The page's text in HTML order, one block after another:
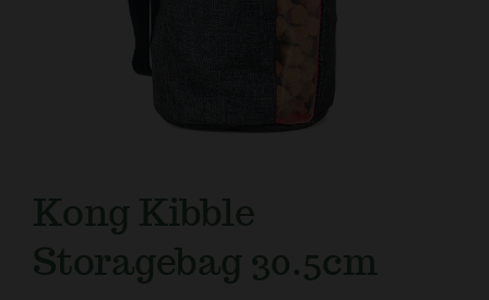
Kong Kibble
Storagebag 30.5cm